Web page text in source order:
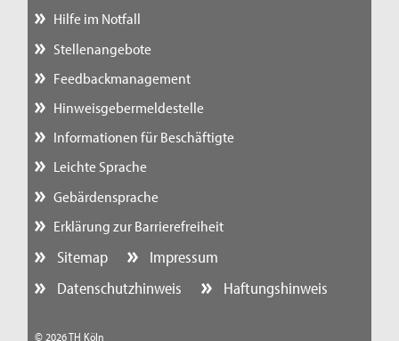
Hilfe im Notfall
Stellenangebote
Feedbackmanagement
Hinweisgebermeldestelle
Informationen für Beschäftigte
Leichte Sprache
Gebärdensprache
Erklärung zur Barrierefreiheit
Sitemap
Impressum
Datenschutzhinweis
Haftungshinweis
© 2026 TH Köln